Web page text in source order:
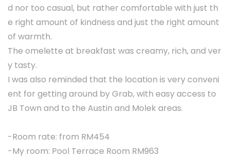
d nor too casual, but rather comfortable with just th
e right amount of kindness and just the right amount
of warmth.
The omelette at breakfast was creamy, rich, and ver
y tasty.
I was also reminded that the location is very conveni
ent for getting around by Grab, with easy access to
JB Town and to the Austin and Molek areas.
-Room rate: from RM454
-My room: Pool Terrace Room RM963